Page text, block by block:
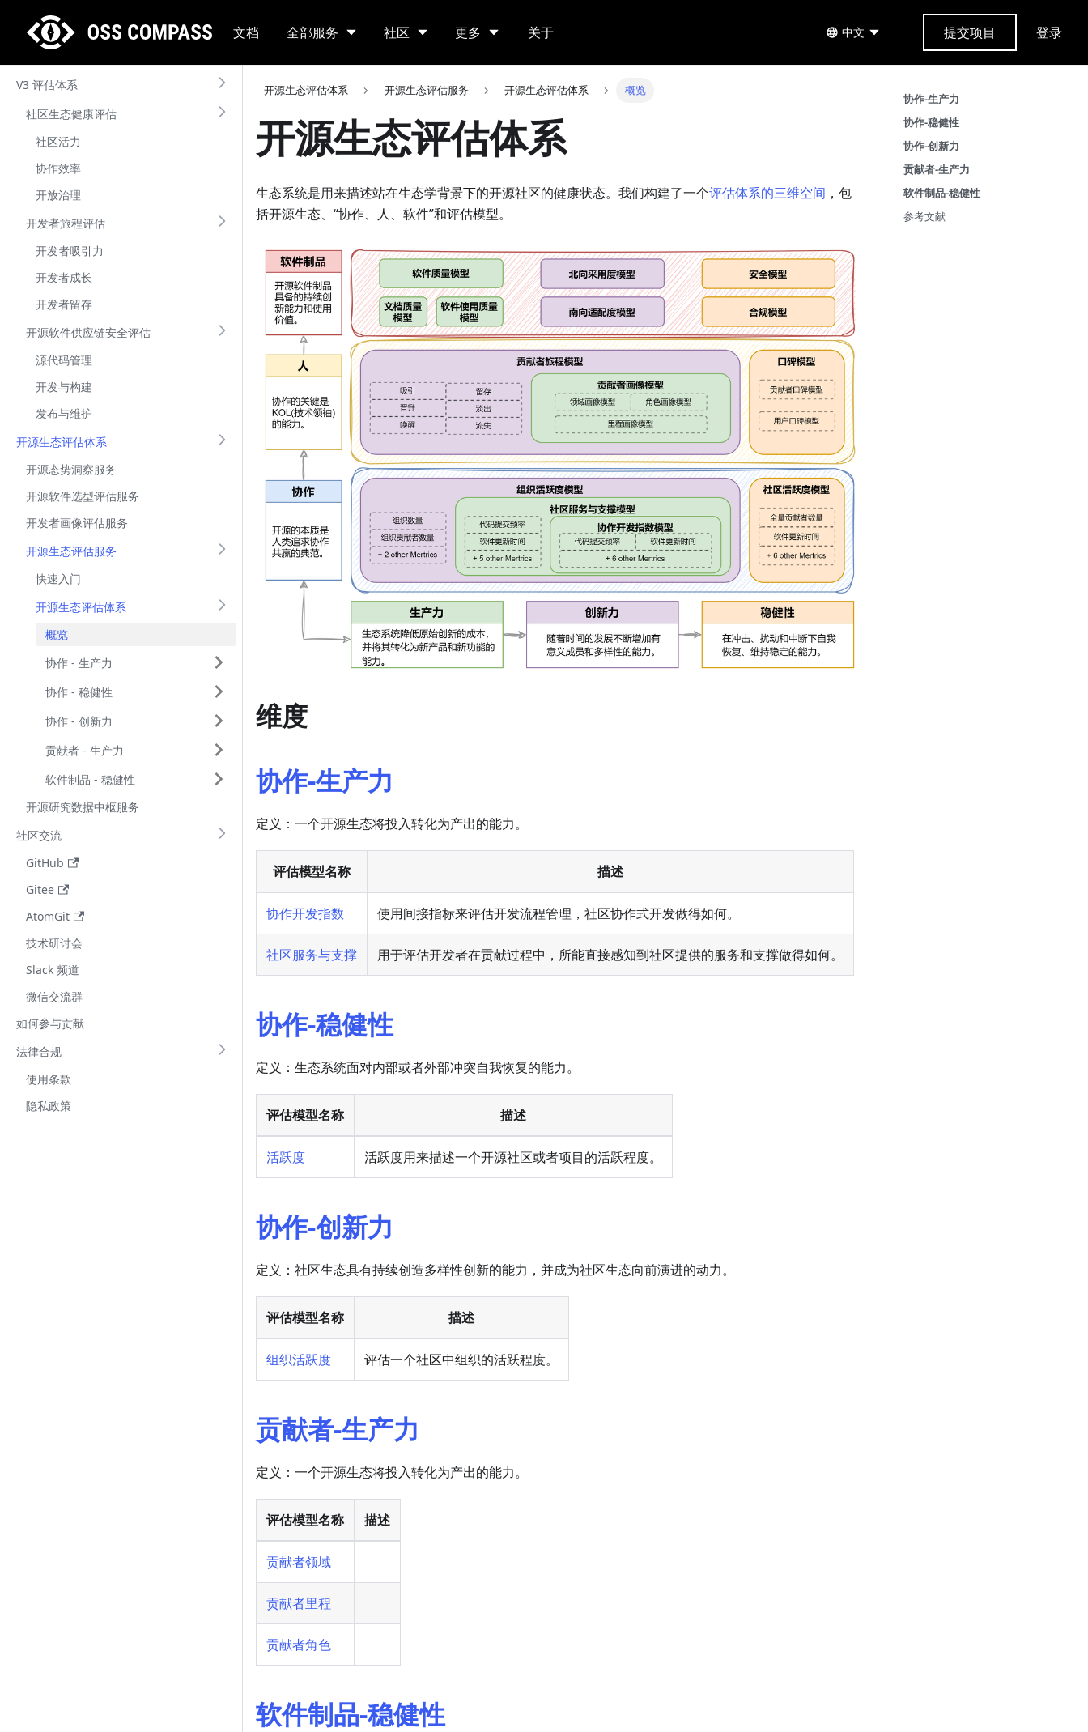
文档 全部服务 社区 更多 关于 中文 提交项目 登录
V3 评估体系
社区生态健康评估
社区活力
协作效率
开放治理
开发者旅程评估
开发者吸引力
开发者成长
开发者留存
开源软件供应链安全评估
源代码管理
开发与构建
发布与维护
开源生态评估体系
开源态势洞察服务
开源软件选型评估服务
开发者画像评估服务
开源生态评估服务
快速入门
开源生态评估体系
概览
协作 - 生产力
协作 - 稳健性
协作 - 创新力
贡献者 - 生产力
软件制品 - 稳健性
开源研究数据中枢服务
社区交流
GitHub
Gitee
AtomGit
技术研讨会
Slack 频道
微信交流群
如何参与贡献
法律合规
使用条款
隐私政策
开源生态评估体系 开源生态评估服务 开源生态评估体系 概览
开源生态评估体系
生态系统是用来描述站在生态学背景下的开源社区的健康状态。我们构建了一个评估体系的三维空间 ，包
括开源生态、“协作、人、软件”和评估模型。
维度
协作-生产力
定义：一个开源生态将投入转化为产出的能力。
评估模型名称 描述
协作开发指数 使用间接指标来评估开发流程管理，社区协作式开发做得如何。
社区服务与支撑 用于评估开发者在贡献过程中，所能直接感知到社区提供的服务和支撑做得如何。
协作-稳健性
定义：生态系统面对内部或者外部冲突自我恢复的能力。
评估模型名称 描述
活跃度 活跃度用来描述一个开源社区或者项目的活跃程度。
协作-创新力
定义：社区生态具有持续创造多样性创新的能力，并成为社区生态向前演进的动力。
评估模型名称 描述
组织活跃度 评估一个社区中组织的活跃程度。
贡献者-生产力
定义：一个开源生态将投入转化为产出的能力。
评估模型名称 描述
贡献者领域
贡献者里程
贡献者角色
软件制品-稳健性
协作-生产力
协作-稳健性
协作-创新力
贡献者-生产力
软件制品-稳健性
参考文献